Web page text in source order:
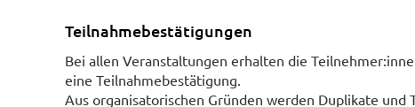
Teilnahmebestätigungen
Bei allen Veranstaltungen erhalten die
eine Teilnahmebestätigung.
Aus organisatorischen Gründen werden Duplikate